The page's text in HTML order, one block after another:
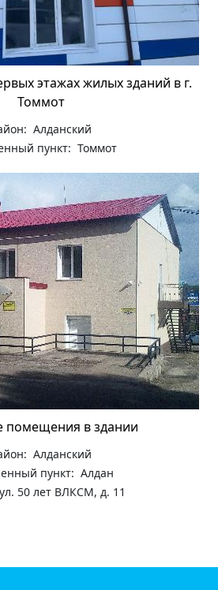
этажах жилых зданий в г.
Томмот
Алданский
пункт: Томмот
помещения в здании
Алданский
пункт: Алдан
50 лет ВЛКСМ, д. 11